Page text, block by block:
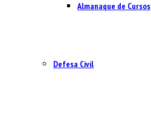
Almanaque de Cursos
Defesa Civil